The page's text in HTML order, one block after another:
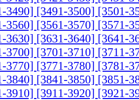
3490] [3491-3500] [3501-
3560] [3561-3570] [3571-
3630] [3631-3640] [3641-
3700] [3701-3710] [3711-
3770] [3771-3780] [3781-
3840] [3841-3850] [3851-
3910] [3911-3920] [3921-